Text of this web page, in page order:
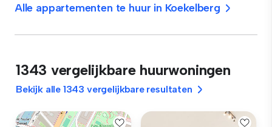
Alle appartementen te huur in Koekelberg
1343 vergelijkbare huurwoningen
Bekijk alle 1343 vergelijkbare resultaten